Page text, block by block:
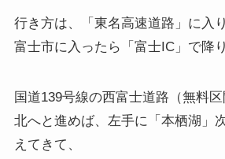
行き方は、「東名高速道路」に入
富士市に入ったら「富士IC」で降
国道139号線の西富士道路（無料
北へと進めば、左手に「本栖湖」
えてきて、